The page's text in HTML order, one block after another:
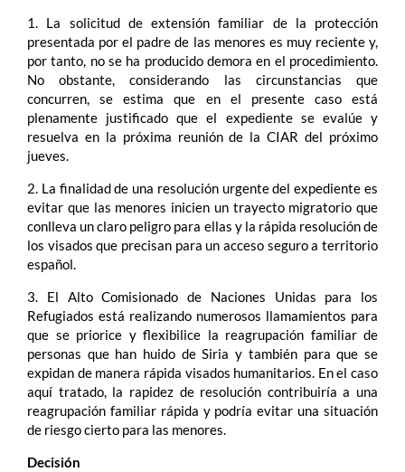
1. La solicitud de extensión familiar de la protección
presentada por el padre de las menores es muy reciente y,
por tanto, no se ha producido demora en el procedimiento.
No obstante, considerando las circunstancias que
concurren, se estima que en el presente caso está
plenamente justificado que el expediente se evalúe y
resuelva en la próxima reunión de la CIAR del próximo
jueves.
2. La finalidad de una resolución urgente del expediente es
evitar que las menores inicien un trayecto migratorio que
conlleva un claro peligro para ellas y la rápida resolución de
los visados que precisan para un acceso seguro a territorio
español.
3. El Alto Comisionado de Naciones Unidas para los
Refugiados está realizando numerosos llamamientos para
que se priorice y flexibilice la reagrupación familiar de
personas que han huido de Siria y también para que se
expidan de manera rápida visados humanitarios. En el caso
aquí tratado, la rapidez de resolución contribuiría a una
reagrupación familiar rápida y podría evitar una situación
de riesgo cierto para las menores.
Decisión